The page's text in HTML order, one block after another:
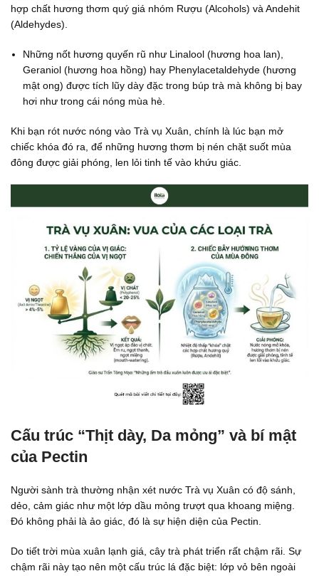
hợp chất hương thơm quý giá nhóm Rượu (Alcohols) và Andehit
(Aldehydes).
Những nốt hương quyến rũ như Linalool (hương hoa lan),
Geraniol (hương hoa hồng) hay Phenylacetaldehyde (hương
mật ong) được tích lũy dày đặc trong búp trà mà không bị bay
hơi như trong cái nóng mùa hè.
Khi bạn rót nước nóng vào Trà vụ Xuân, chính là lúc bạn mở
chiếc khóa đó ra, để những hương thơm bị nén chặt suốt mùa
đông được giải phóng, len lỏi tinh tế vào khứu giác.
Cấu trúc “Thịt dày, Da mỏng” và bí mật
của Pectin
Người sành trà thường nhận xét nước Trà vụ Xuân có độ sánh,
dẻo, cảm giác như một lớp dầu mỏng trượt qua khoang miệng.
Đó không phải là ảo giác, đó là sự hiện diện của Pectin.
Do tiết trời mùa xuân lạnh giá, cây trà phát triển rất chậm rãi. Sự
chậm rãi này tạo nên một cấu trúc lá đặc biệt: lớp vỏ bên ngoài